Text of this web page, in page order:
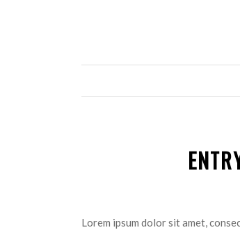
Lorem ipsum dolor sit amet,